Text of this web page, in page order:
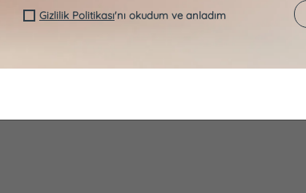
Gizlilik Politikası'nı okudum ve anladım